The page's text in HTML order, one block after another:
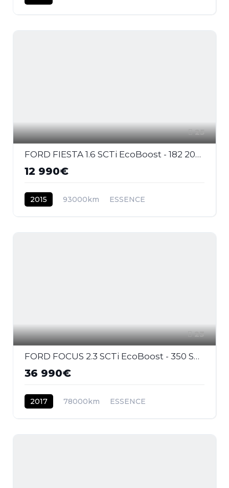
25
FORD FIESTA 1.6 SCTi EcoBoost - 182 2008 BERLINE ST PHASE 2
12 990€
2015 93000km ESSENCE
23
FORD FOCUS 2.3 SCTi EcoBoost - 350 S&S III 2011 BERLINE RS Last Edition PHASE 2
36 990€
2017 78000km ESSENCE